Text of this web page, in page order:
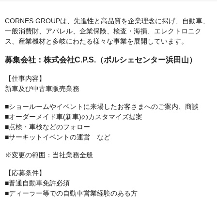
CORNES GROUPは、先進性と高品質を企業理念に掲げ、自動車、
一般消費財、アパレル、企業保険、検査・海損、エレクトロニク
ス、産業機材と多岐にわたる様々な事業を展開しています。
募集会社：株式会社C.P.S.（ポルシェセンター浜田山）
【仕事内容】
新車及び中古車販売業務
■ショールームやイベントに来場したお客さまへのご案内、商談
■オーダーメイド車(新車)のカスタマイズ提案
■点検・車検などのフォロー
■サーキットイベントの運営 など
※変更の範囲：当社業務全般
【応募条件】
■普通自動車免許必須
■ディーラー等での自動車営業経験のある方